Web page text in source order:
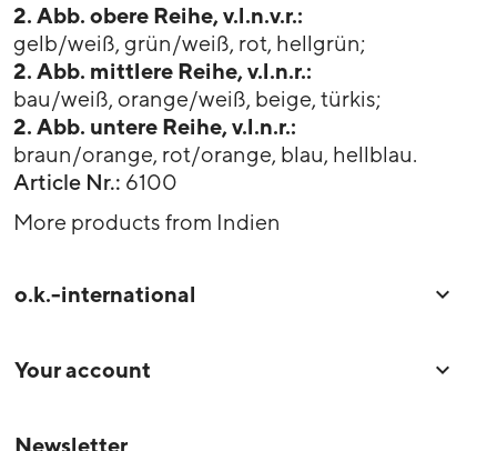
2. Abb. obere Reihe, v.l.n.v.r.:
gelb/weiß, grün/weiß, rot, hellgrün;
2. Abb. mittlere Reihe, v.l.n.r.:
bau/weiß, orange/weiß, beige, türkis;
2. Abb. untere Reihe, v.l.n.r.:
braun/orange, rot/orange, blau, hellblau.
Article Nr.: 6100
More products from Indien
o.k.-international 
Your account 
Newsletter